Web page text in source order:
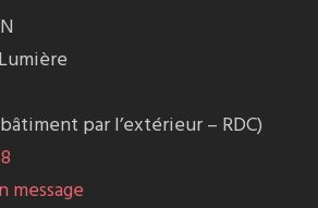
par l’extérieur – RDC)
message